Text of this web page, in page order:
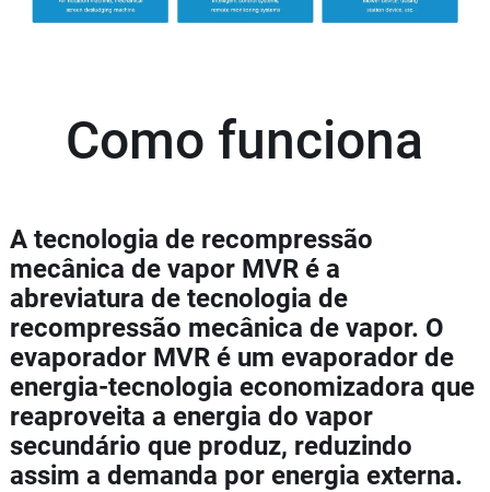
Como funciona
A tecnologia de recompressão
mecânica de vapor MVR é a
abreviatura de tecnologia de
recompressão mecânica de vapor. O
evaporador MVR é um evaporador de
energia-tecnologia economizadora que
reaproveita a energia do vapor
secundário que produz, reduzindo
assim a demanda por energia externa.